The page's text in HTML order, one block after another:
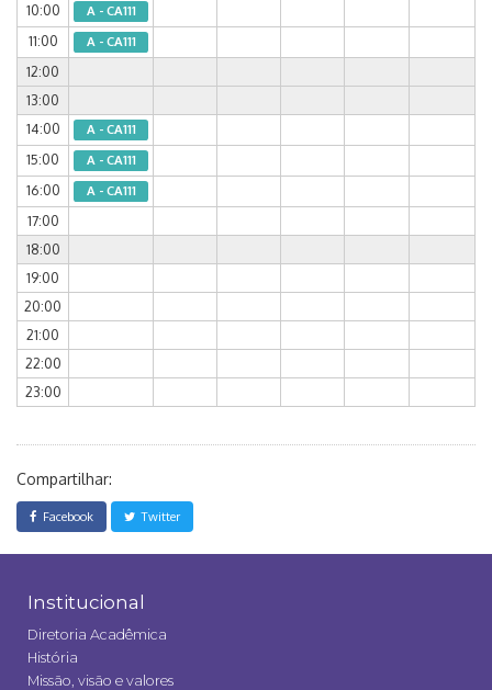
10:00 A - CA111
11:00 A - CA111
12:00
13:00
14:00
A - CA111
15:00 A - CA111
16:00 A - CA111
17:00
18:00
19:00
20:00
21:00
22:00
23:00
Compartilhar:
Facebook Twitter
Institucional
Diretoria Acadêmica
História
Missão, visão e valores